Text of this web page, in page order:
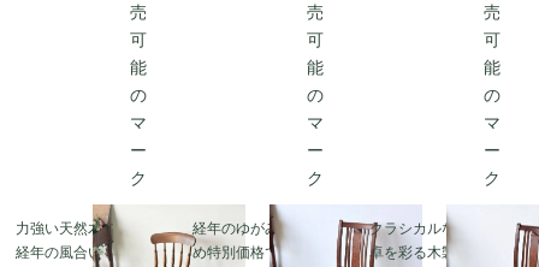
チェア【c313-2】
力強い天然木の木目と
経年の風合いを愉しむ
経年のゆがみがあるた
め特別価格でのご案
クラシカルな書斎や食
卓を彩る木製椅子。優